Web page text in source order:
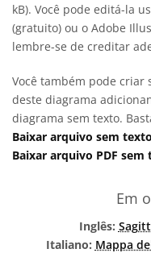
kB). Você pode editá-la
(gratuito) ou o Adobe
lembre-se de creditar
Você também pode criar
deste diagrama
diagrama sem texto.
Baixar arquivo sem texto
Baixar arquivo PDF sem
Em
Inglês:
Italiano: Mappa